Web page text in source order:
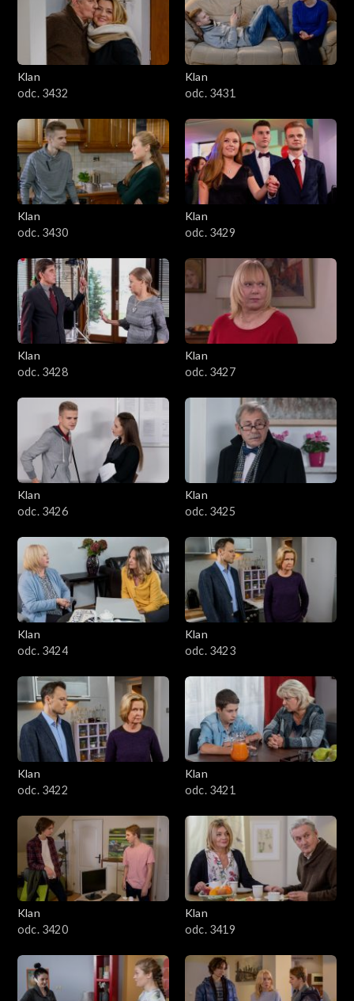
Klan
odc. 3432
Klan
odc. 3431
Klan
odc. 3430
Klan
odc. 3429
Klan
odc. 3428
Klan
odc. 3427
Klan
odc. 3426
Klan
odc. 3425
Klan
odc. 3424
Klan
odc. 3423
Klan
odc. 3422
Klan
odc. 3421
Klan
odc. 3420
Klan
odc. 3419